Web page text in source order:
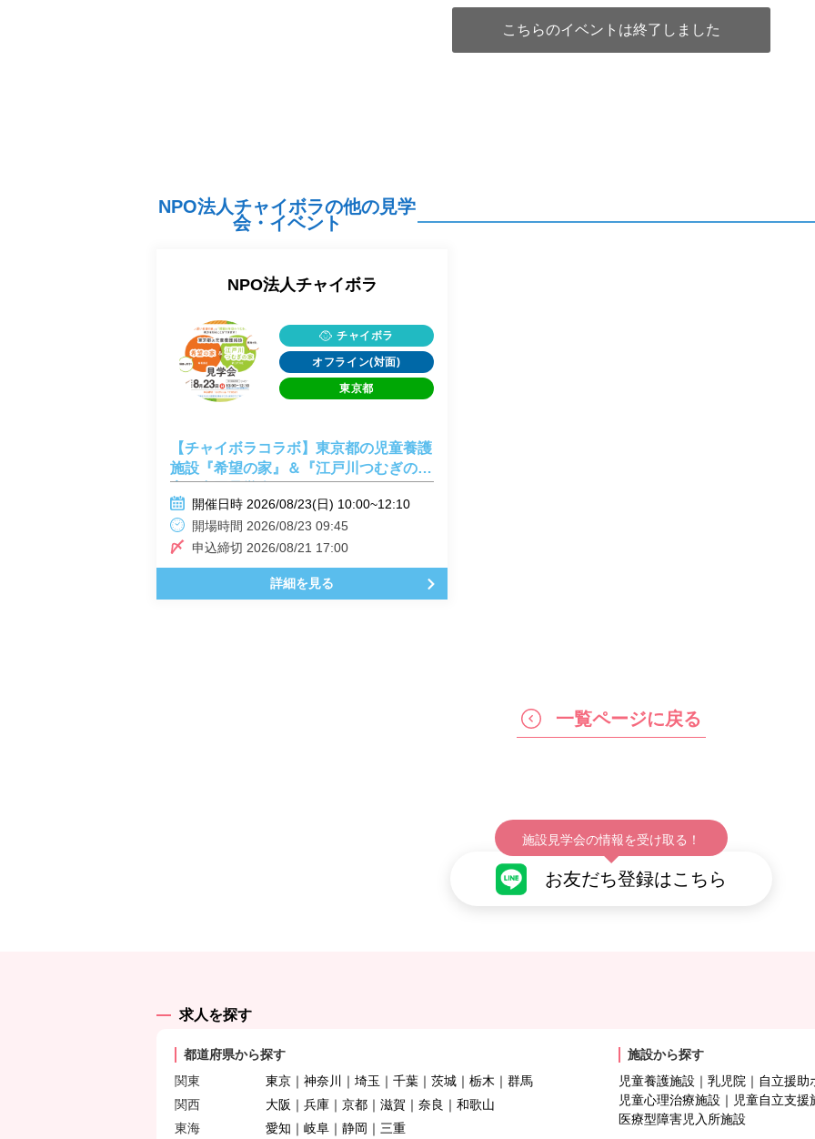
こちらのイベントは終了しました
NPO法人チャイボラの他の見学
会・イベント
NPO法人チャイボラ
チャイボラ
オフライン(対面)
東京都
【チャイボラコラボ】東京都の児童養護
施設『希望の家』＆『江戸川つむぎの
開催日時 2026/08/23(日) 10:00~12:10
開場時間 2026/08/23 09:45
申込締切 2026/08/21 17:00
詳細を見る
一覧ページに戻る
施設見学会の情報を受け取る！
お友だち登録はこちら
求人を探す
都道府県から探す
関東
東京 神奈川 埼玉 千葉 茨城 栃木
群馬
関西
大阪 兵庫 京都 滋賀 奈良
和歌山
東海
愛知 岐阜 静岡 三重
施設から探す
児童養護施設
乳児院
自立援助
児童心理治療施設
児童自立支援
医療型障害児入所施設